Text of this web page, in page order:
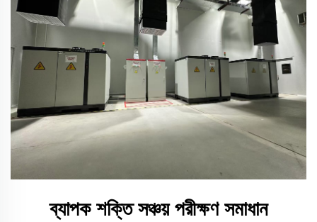
ব্যাপক শক্তি সঞ্চয় পরীক্ষণ সমাধান